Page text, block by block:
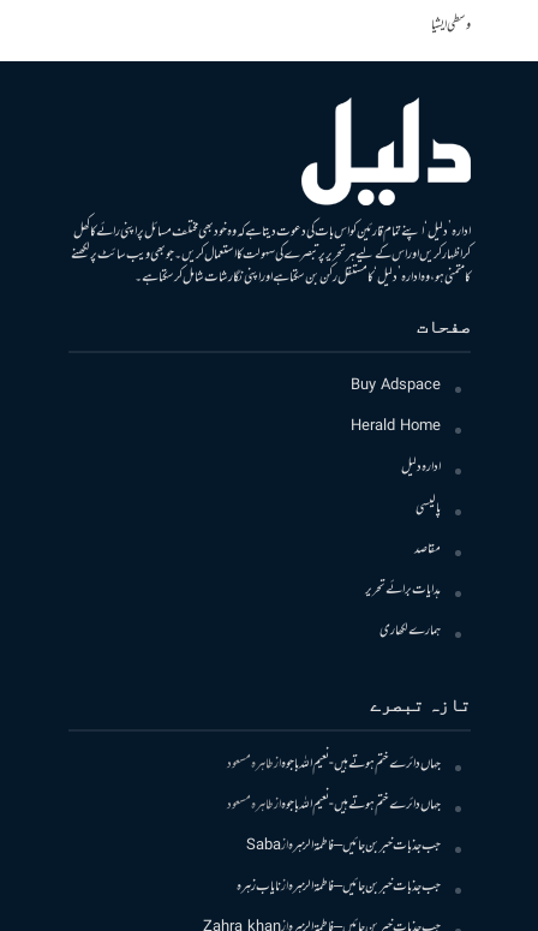
وسطی ایشیا
ادارہ ’دلیل‘ اپنے تمام قارئین کو اس بات کی دعوت دیتا ہے کہ وہ خود بھی مختلف مسائل پر اپنی رائے کا کھل
کر اظہار کریں اور اس کے لیے ہر تحریر پر تبصرے کی سہولت کا استعمال کریں۔ جو بھی ویب سائٹ پر لکھنے
کا متمنی ہو، وہ ادارہ ’دلیل‘ کا مستقل رکن بن سکتا ہے اور اپنی نگارشات شامل کرسکتا ہے۔
صفحات
Buy Adspace
Herald Home
ادارہ دلیل
پالیسی
مقاصد
ہدایات برائے تحریر
ہمارے لکھاری
تازہ تبصرے
جہاں دائرے ختم ہوتے ہیں- نعیم اللہ باجوہازطاہرہ مسعود
جہاں دائرے ختم ہوتے ہیں- نعیم اللہ باجوہازطاہرہ مسعود
جب جذبات خبر بن جائیں – فاطمۃالزہرہازSaba
جب جذبات خبر بن جائیں – فاطمۃالزہرہازنایاب زہرہ